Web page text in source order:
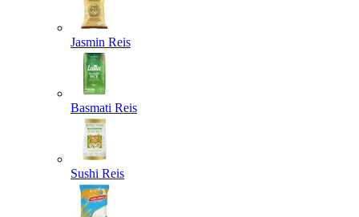
Jasmin Reis
Basmati Reis
Sushi Reis